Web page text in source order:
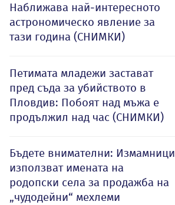
Наближава най-интересното
астрономическо явление за
тази година (СНИМКИ)
Петимата младежи застават
пред съда за убийството в
Пловдив: Побоят над мъжа е
продължил над час (СНИМКИ)
Бъдете внимателни: Измамници
използват имената на
родопски села за продажба на
„чудодейни“ мехлеми